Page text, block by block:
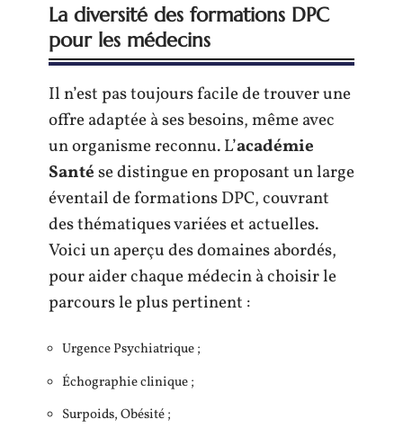
La diversité des formations DPC
pour les médecins
Il n’est pas toujours facile de trouver une
offre adaptée à ses besoins, même avec
un organisme reconnu. L’académie
Santése distingue en proposant un large
éventail de formations DPC, couvrant
des thématiques variées et actuelles.
Voici un aperçu des domaines abordés,
pour aider chaque médecin à choisir le
parcours le plus pertinent :
Urgence Psychiatrique ;
Échographie clinique ;
Surpoids, Obésité ;